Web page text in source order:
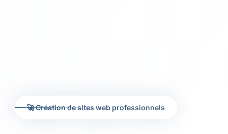
🚀 Création de sites web professionnels